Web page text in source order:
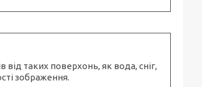
таких поверхонь, як вода, сніг,
зображення.